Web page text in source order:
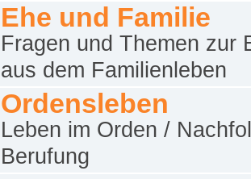
Ehe und Familie
Fragen und Themen zur
aus dem Familienleben
Ordensleben
Leben im Orden /
Berufung